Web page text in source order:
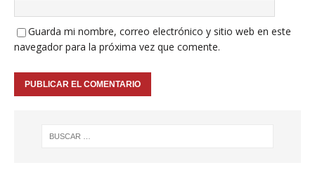
Guarda mi nombre, correo electrónico y sitio web en este
navegador para la próxima vez que comente.